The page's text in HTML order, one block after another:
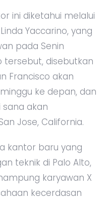
ini diketahui melalui
Yaccarino, yang
pada Senin
disebutkan
Francisco akan
ke depan, dan
sana akan
Jose, California.
kantor baru yang
teknik di Palo Alto,
karyawan X
kecerdasan